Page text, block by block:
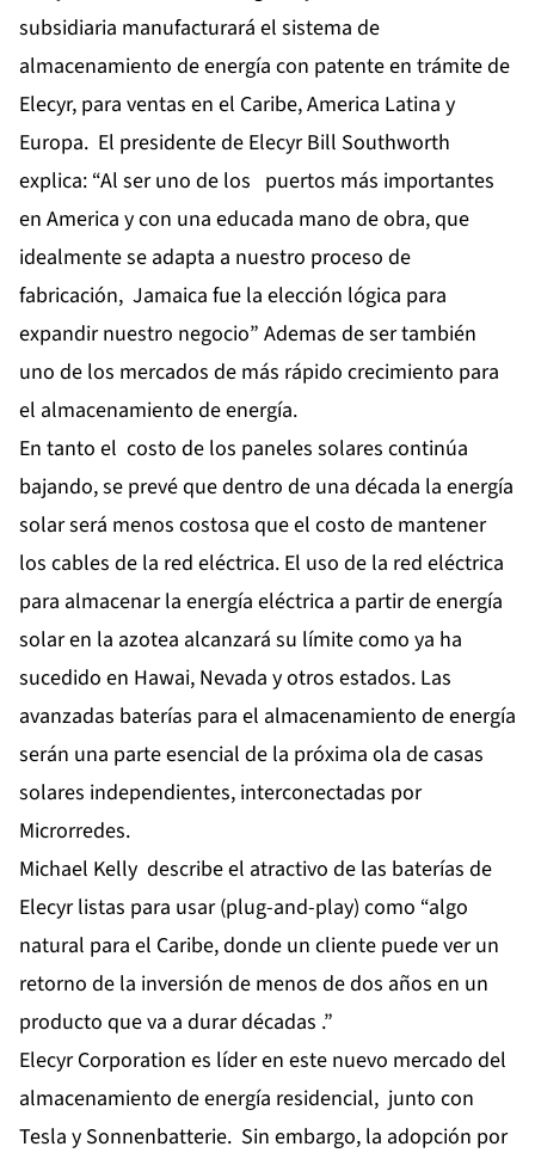
subsidiaria manufacturará el sistema de
almacenamiento de energía con patente en trámite de
Elecyr, para ventas en el Caribe, America Latina y
Europa. El presidente de Elecyr Bill Southworth
explica: “Al ser uno de los puertos más importantes
en America y con una educada mano de obra, que
idealmente se adapta a nuestro proceso de
fabricación, Jamaica fue la elección lógica para
expandir nuestro negocio” Ademas de ser también
uno de los mercados de más rápido crecimiento para
el almacenamiento de energía.
En tanto el costo de los paneles solares continúa
bajando, se prevé que dentro de una década la energía
solar será menos costosa que el costo de mantener
los cables de la red eléctrica. El uso de la red eléctrica
para almacenar la energía eléctrica a partir de energía
solar en la azotea alcanzará su límite como ya ha
sucedido en Hawai, Nevada y otros estados. Las
avanzadas baterías para el almacenamiento de energía
serán una parte esencial de la próxima ola de casas
solares independientes, interconectadas por
Microrredes.
Michael Kelly describe el atractivo de las baterías de
Elecyr listas para usar (plug-and-play) como “algo
natural para el Caribe, donde un cliente puede ver un
retorno de la inversión de menos de dos años en un
producto que va a durar décadas .”
Elecyr Corporation es líder en este nuevo mercado del
almacenamiento de energía residencial, junto con
Tesla y Sonnenbatterie. Sin embargo, la adopción por